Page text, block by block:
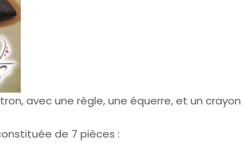
avec une règle, une équerre, et un crayon
de 7 pièces :